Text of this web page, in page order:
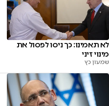
לא תאמינו: כך ניסו לפסול את
מינוי זיני
שמעון כץ